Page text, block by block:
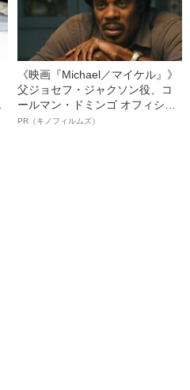
《映画『Michael／マイケル』》
父ジョセフ・ジャクソン役、コ
ールマン・ドミンゴ オフィシャ
ルインタビュー“観客を魅了した
PR（キノフィルムズ）